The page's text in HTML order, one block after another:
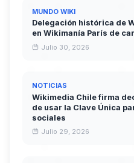
MUNDO WIKI
Delegación histórica de
en Wikimanía París de
Julio 30, 2026
NOTICIAS
Wikimedia Chile firma
de usar la Clave Única
sociales
Julio 29, 2026